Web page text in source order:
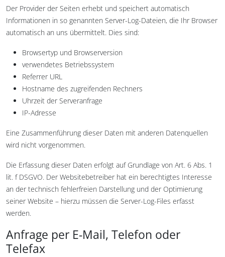
Der Provider der Seiten erhebt und speichert automatisch
Informationen in so genannten Server-Log-Dateien, die Ihr Browser
automatisch an uns übermittelt. Dies sind:
Browsertyp und Browserversion
verwendetes Betriebssystem
Referrer URL
Hostname des zugreifenden Rechners
Uhrzeit der Serveranfrage
IP-Adresse
Eine Zusammenführung dieser Daten mit anderen Datenquellen
wird nicht vorgenommen.
Die Erfassung dieser Daten erfolgt auf Grundlage von Art. 6 Abs. 1
lit. f DSGVO. Der Websitebetreiber hat ein berechtigtes Interesse
an der technisch fehlerfreien Darstellung und der Optimierung
seiner Website – hierzu müssen die Server-Log-Files erfasst
werden.
Anfrage per E-Mail, Telefon oder
Telefax